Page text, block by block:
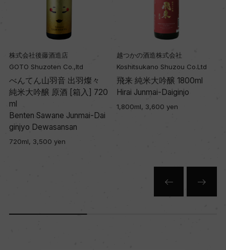
株式会社後藤酒造店
GOTO Shuzoten Co.,ltd
べんてん山羽音 出羽燦々
純米大吟醸 原酒 [箱入] 720
ml
Benten Sawane Junmai-Dai
ginjyo Dewasansan
720ml, 3,500 yen
越つかの酒造株式会社
Koshitsukano Shuzou Co.Ltd
飛来 純米大吟醸 1800ml
Hirai Junmai-Daiginjo
1,800ml, 3,600 yen